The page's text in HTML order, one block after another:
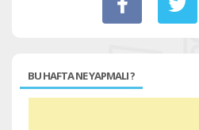
BU HAFTA NE YAPMALI ?